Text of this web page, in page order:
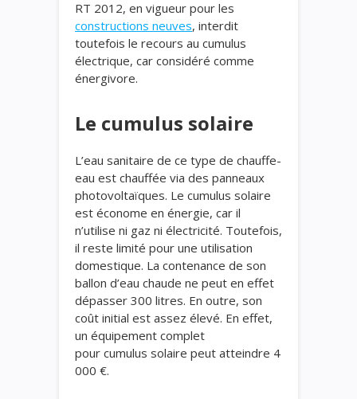
RT 2012, en vigueur pour les
constructions neuves, interdit
toutefois le recours au cumulus
électrique, car considéré comme
énergivore.
Le cumulus solaire
L’eau sanitaire de ce type de chauffe-
eau est chauffée via des panneaux
photovoltaïques. Le cumulus solaire
est économe en énergie, car il
n’utilise ni gaz ni électricité. Toutefois,
il reste limité pour une utilisation
domestique. La contenance de son
ballon d’eau chaude ne peut en effet
dépasser 300 litres. En outre, son
coût initial est assez élevé. En effet,
un équipement complet
pour cumulus solaire peut atteindre 4
000 €.